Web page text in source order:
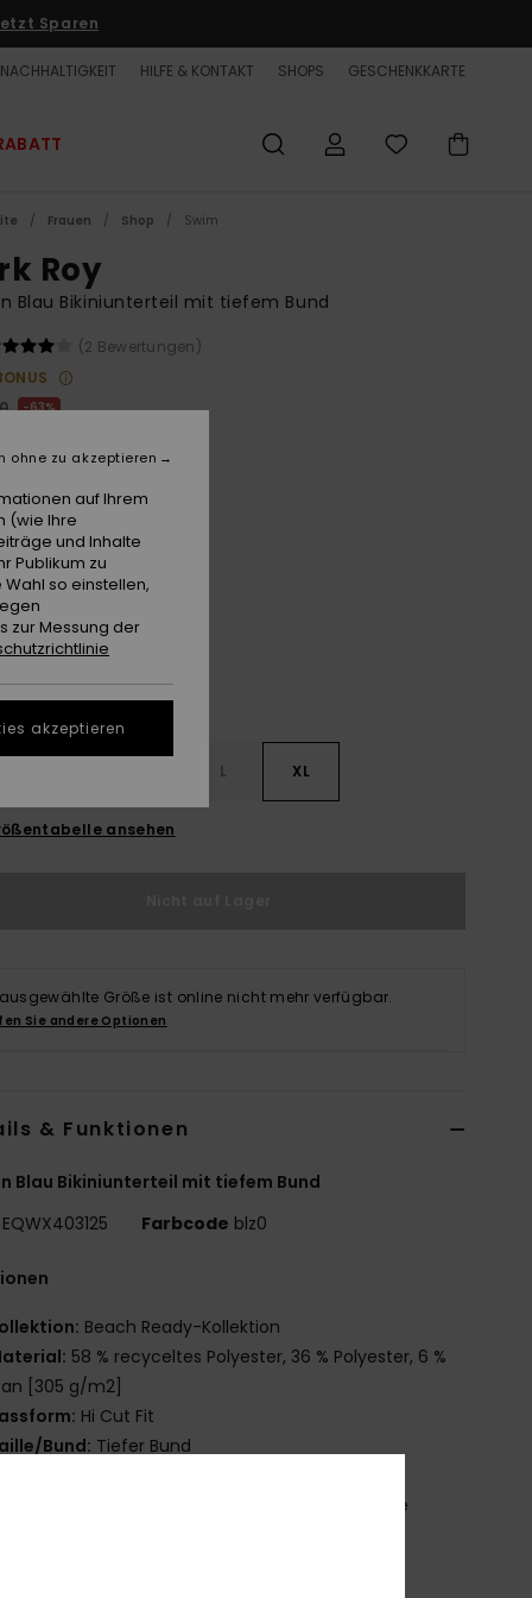
Sparen
NACHHALTIGKEIT HILFE & KONTAKT SHOPS GESCHENKKARTE
Frauen Shop Swim
Roy
Blau Bikiniunterteil mit tiefem Bund
(2 Bewertungen)
63%
RABATT EXTRA 25 %
Brittany Blue
L XL
ansehen
Größe ist online nicht mehr verfügbar.
Sie andere Optionen
& Funktionen
Blau Bikiniunterteil mit tiefem Bund
EQWX403125 Farbcode blz0
Beach Ready-Kollektion
58 % recyceltes Polyester, 36 % Polyester, 6 %
[305 g/m2]
Hi Cut Fit
Bund: Tiefer Bund
Futter aus Polyester-Elastan-Mischgewebe
auf Ihrem
(wie Ihre
und Inhalte
Publikum zu
so einstellen,
zur Messung der
ohne zu akzeptieren
akzeptieren